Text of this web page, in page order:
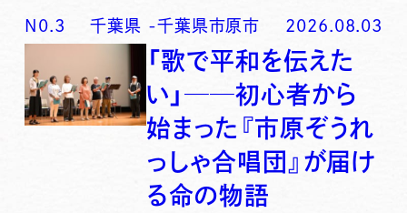
N0. 3 千葉県 -千葉県市原市 2026.08.03
「歌で平和を伝えた
い」──初心者から
始まった『市原ぞうれ
っしゃ合唱団』が届け
る命の物語